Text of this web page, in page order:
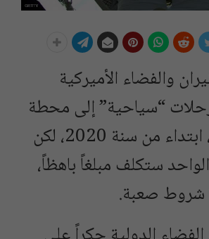
والفضاء الأميركية
“سياحية” إلى محطة
الفضاء الدولية، ابتداء من سنة 2020، لكن
ستكلف مبلغاً باهظاً،
شروط صعبة.